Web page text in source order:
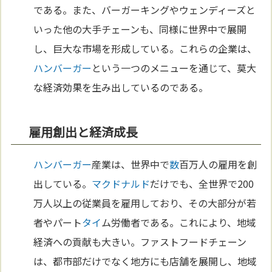
である。また、バーガーキングやウェンディーズと
いった他の大手チェーンも、同様に世界中で展開
し、巨大な市場を形成している。これらの企業は、
ハンバーガー という一つのメニューを通じて、莫大
な経済効果を生み出しているのである。
雇用創出と経済成長
ハンバーガー産業は、世界中で数百万人の雇用を創
出している。 マクドナルドだけでも、全世界で200
万人以上の従業員を雇用しており、その大部分が若
者やパートタイム労働者である。これにより、地域
経済への貢献も大きい。ファストフードチェーン
は、都市部だけでなく地方にも店舗を展開し、地域